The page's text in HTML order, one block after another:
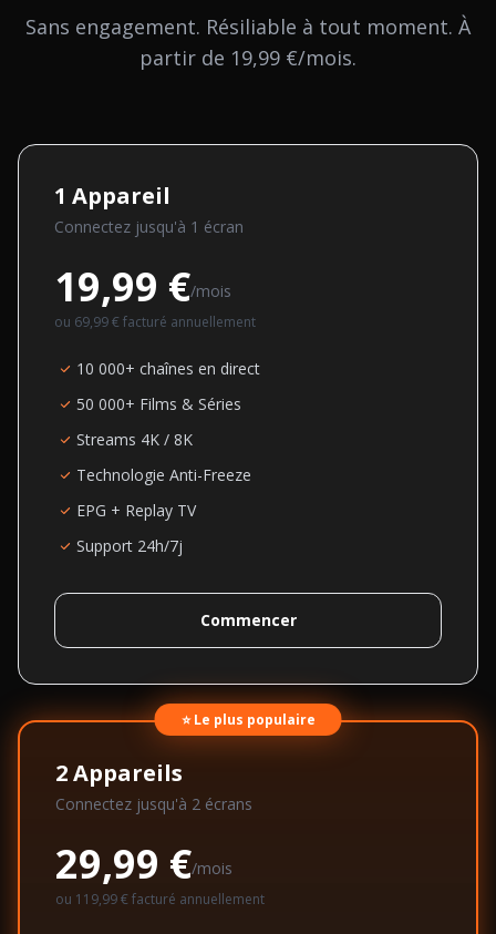
Sans engagement. Résiliable à tout moment. À
partir de 19,99 €/mois.
1 Appareil
Connectez jusqu'à 1 écran
19,99 €/mois
ou 69,99 € facturé annuellement
10 000+ chaînes en direct
50 000+ Films & Séries
Streams 4K / 8K
Technologie Anti-Freeze
EPG + Replay TV
Support 24h/7j
Commencer
⭐ Le plus populaire
2Appareils
Connectez jusqu'à 2 écrans
29,99 €/mois
ou 119,99 €facturé annuellement